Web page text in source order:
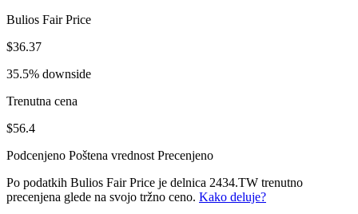
Bulios Fair Price
$36.37
35.5% downside
Trenutna cena
$56.4
Podcenjeno Poštena vrednost Precenjeno
Po podatkih Bulios Fair Price je delnica 2434.TW trenutno
precenjena glede na svojo tržno ceno. Kako deluje?